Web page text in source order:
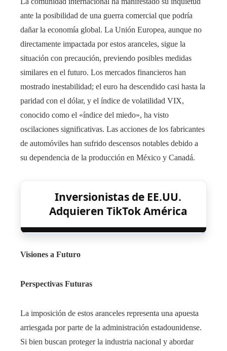
ante la posibilidad de una guerra comercial que podría
dañar la economía global. La Unión Europea, aunque no
directamente impactada por estos aranceles, sigue la
situación con precaución, previendo posibles medidas
similares en el futuro. Los mercados financieros han
mostrado inestabilidad; el euro ha descendido casi hasta la
paridad con el dólar, y el índice de volatilidad VIX,
conocido como el «índice del miedo», ha visto
oscilaciones significativas. Las acciones de los fabricantes
de automóviles han sufrido descensos notables debido a
su dependencia de la producción en México y Canadá.
Inversionistas de EE.UU.
Adquieren TikTok América
Visiones a Futuro
Perspectivas Futuras
La imposición de estos aranceles representa una apuesta
arriesgada por parte de la administración estadounidense.
Si bien buscan proteger la industria nacional y abordar